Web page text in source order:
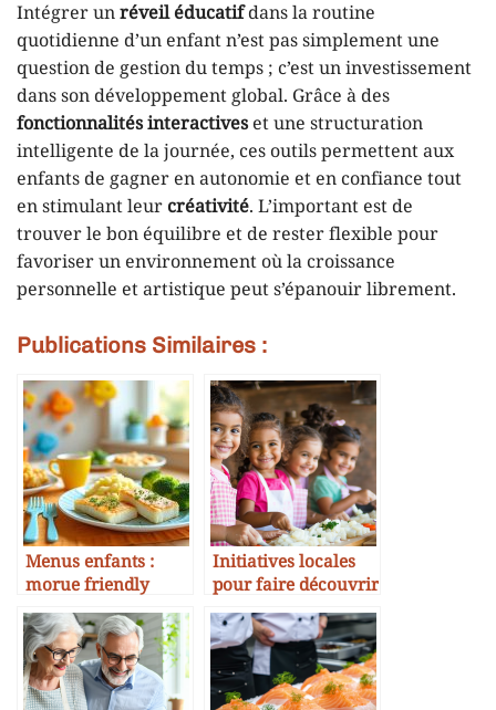
Intégrer unréveil éducatifdans la routine
quotidienne d’un enfant n’est pas simplement une
question de gestion du temps ; c’est un investissement
dans son développement global. Grâce à des
fonctionnalités interactiveset une structuration
intelligente de la journée, ces outils permettent aux
enfants de gagner en autonomie et en confiance tout
en stimulant leur créativité. L’important est de
trouver le bon équilibre et de rester flexible pour
favoriser un environnement où la croissance
personnelle et artistique peut s’épanouir librement.
Publications Similaires :
Menus enfants :
morue friendly
Initiatives locales
pour faire découvrir
la morue aux
enfants